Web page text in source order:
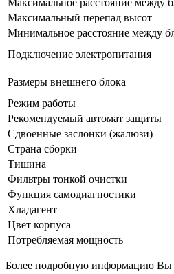
Максимальный перепад высот
Минимальное расстояние между
Подключение электропитания
Размеры внешнего блока
Режим работы
Рекомендуемый автомат защиты
Сдвоенные заслонки (жалюзи)
Страна сборки
Тишина
Фильтры тонкой очистки
Функция самодиагностики
Хладагент
Цвет корпуса
Потребляемая мощность
Более подробную информацию Вы